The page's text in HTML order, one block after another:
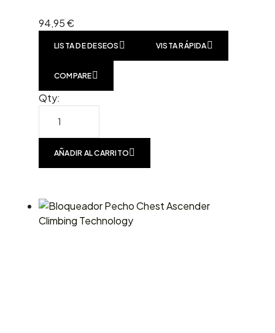
94,95€
LISTA DE DESEOS VISTA RÁPIDA
COMPARE
Qty:
AÑADIR AL CARRITO